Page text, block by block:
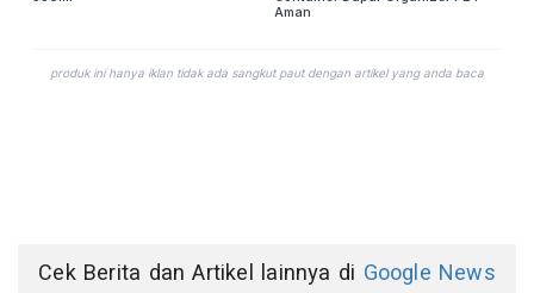
Cek Berita dan Artikel lainnya di Google News